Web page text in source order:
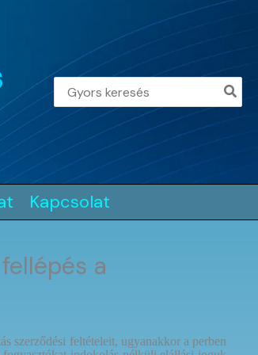
Search
for:
Kapcsolat
a
szerződési feltételeit, ugyanakkor a perben